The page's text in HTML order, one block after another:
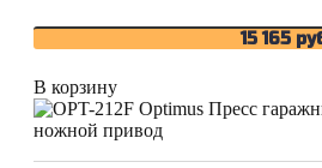
15 165
В корзину